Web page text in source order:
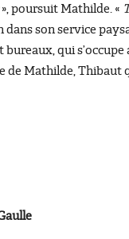
», poursuit Mathilde. «
son service
qui
de Mathilde, Thibaut